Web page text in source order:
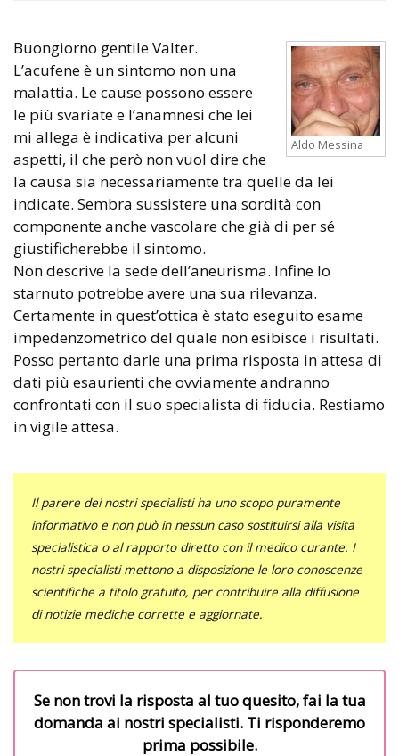
Aldo Messina
Buongiorno gentile Valter.
L’acufene è un sintomo non una
malattia. Le cause possono essere
le più svariate e l’anamnesi che lei
mi allega è indicativa per alcuni
aspetti, il che però non vuol dire che
la causa sia necessariamente tra quelle da lei
indicate. Sembra sussistere una sordità con
componente anche vascolare che già di per sé
giustificherebbe il sintomo.
Non descrive la sede dell’aneurisma. Infine lo
starnuto potrebbe avere una sua rilevanza.
Certamente in quest’ottica è stato eseguito esame
impedenzometrico del quale non esibisce i risultati.
Posso pertanto darle una prima risposta in attesa di
dati più esaurienti che ovviamente andranno
confrontati con il suo specialista di fiducia. Restiamo
in vigile attesa.
Il parere dei nostri specialisti ha uno scopo puramente
informativo e non può in nessun caso sostituirsi alla visita
specialistica o al rapporto diretto con il medico curante. I
nostri specialisti mettono a disposizione le loro conoscenze
scientifiche a titolo gratuito, per contribuire alla diffusione
di notizie mediche corrette e aggiornate.
Se non trovi la risposta al tuo quesito, fai la tua
domanda ai nostri specialisti. Ti risponderemo
prima possibile.